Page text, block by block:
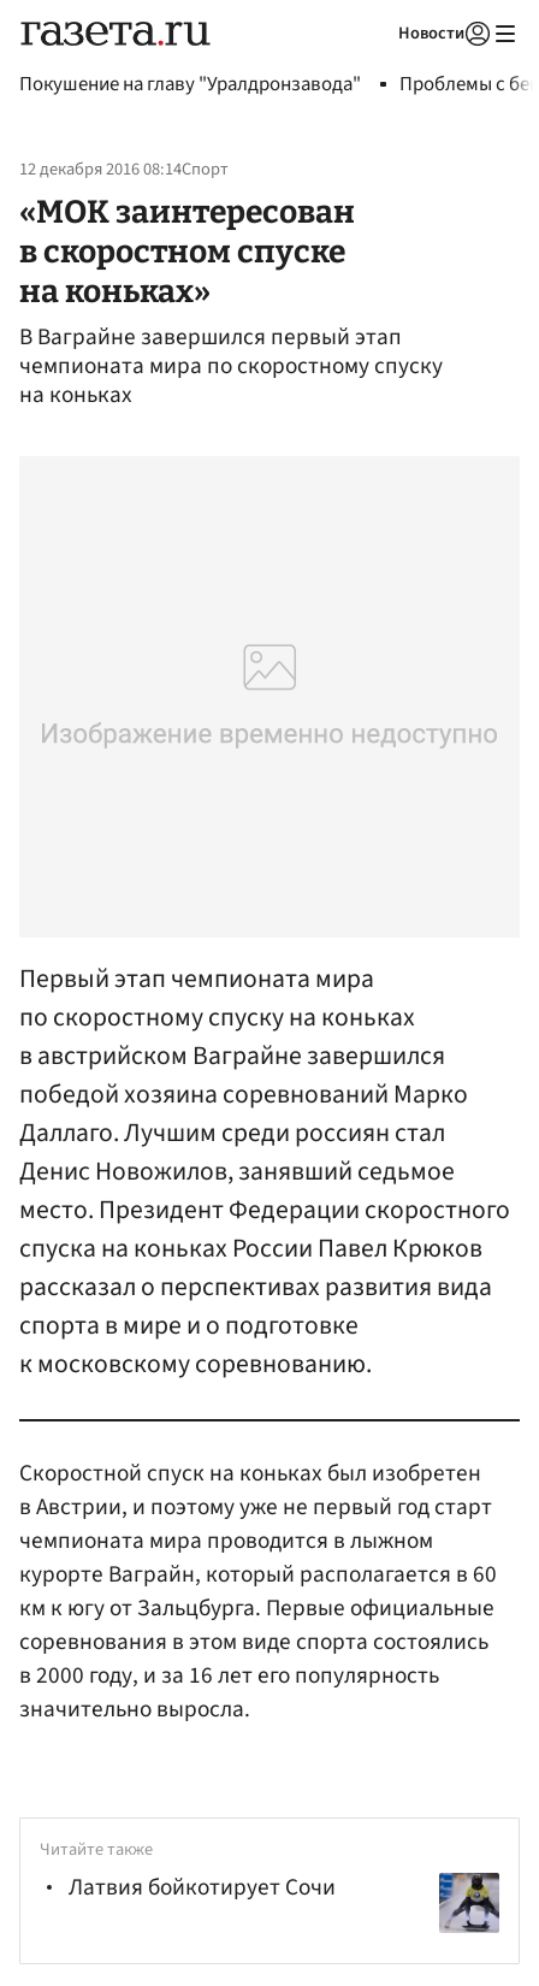
Новости
Покушение на главу "Уралдронзавода" Проблемы с
12 декабря 2016 08:14Спорт
«МОК заинтересован
в скоростном спуске
на коньках»
В Ваграйне завершился первый этап
чемпионата мира по скоростному спуску
на коньках
Первый этап чемпионата мира
по скоростному спуску на коньках
в австрийском Ваграйне завершился
победой хозяина соревнований Марко
Даллаго. Лучшим среди россиян стал
Денис Новожилов, занявший седьмое
место. Президент Федерации скоростного
спуска на коньках России Павел Крюков
рассказал о перспективах развития вида
спорта в мире и о подготовке
к московскому соревнованию.
Скоростной спуск на коньках был изобретен
в Австрии, и поэтому уже не первый год старт
чемпионата мира проводится в лыжном
курорте Ваграйн, который располагается в 60
км к югу от Зальцбурга. Первые официальные
соревнования в этом виде спорта состоялись
в 2000 году, и за 16 лет его популярность
значительно выросла.
Читайте также
Латвия бойкотирует Сочи